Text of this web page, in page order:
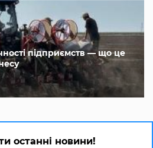
підприємств — що це
останні новини!